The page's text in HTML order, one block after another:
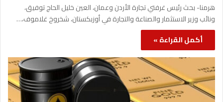
هرمنا- بحث رئيس غرفتي تجارة الأردن وعمان، العين خليل الحاج توفيق،
ونائب وزير الاستثمار والصناعة والتجارة في أوزبكستان، شخروخ غلاموف،…
أكمل القراءة »